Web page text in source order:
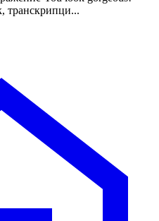
транскрипци...